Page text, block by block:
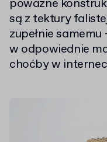
poważne
są z tektury
zupełnie
w odpowiednie
choćby w